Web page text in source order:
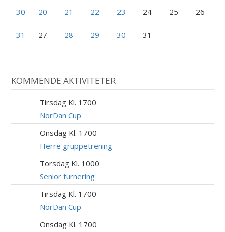
30 20 21 22 23 24 25 26
31 27 28 29 30 31
KOMMENDE AKTIVITETER
Tirsdag Kl. 1700
NorDan Cup
Onsdag Kl. 1700
Herre gruppetrening
Torsdag Kl. 1000
Senior turnering
Tirsdag Kl. 1700
NorDan Cup
Onsdag Kl. 1700